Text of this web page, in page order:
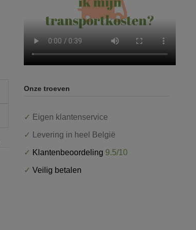
Onze troeven
✓ Eigen klantenservice
✓ Levering in heel België
✓ Klantenbeoordeling 9.5/10
✓Veilig betalen